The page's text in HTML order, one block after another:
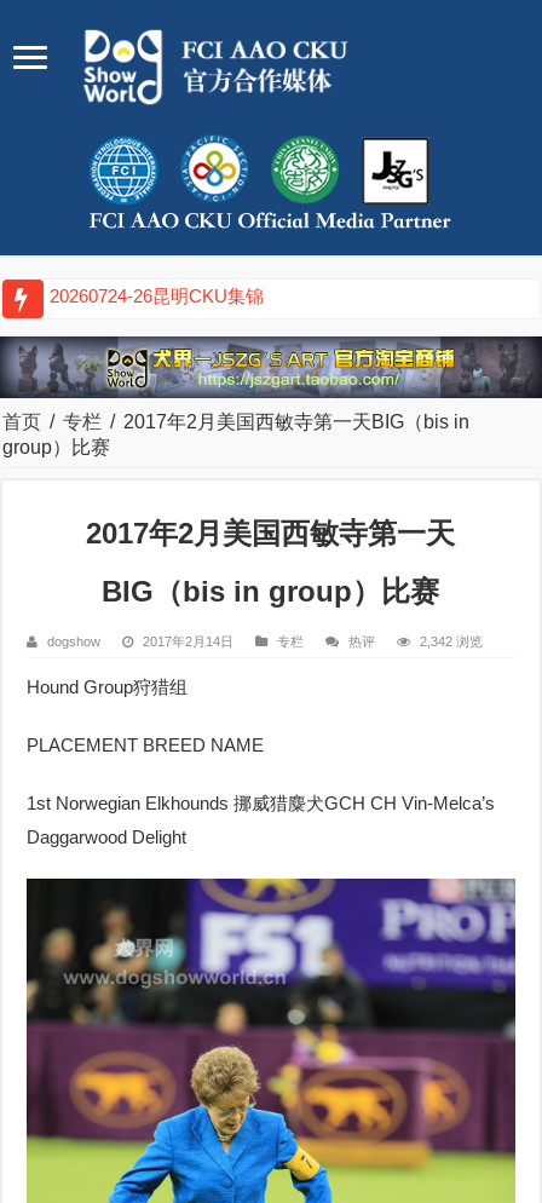
20260717-19武汉CKU集锦
首页 / 专栏 / 2017年2月美国西敏寺第一天BIG（bis in
group）比赛
2017年2月美国西敏寺第一天
BIG（bis in group）比赛
dogshow 2017年2月14日 专栏 热评 2,342 浏览
Hound Group狩猎组
PLACEMENT BREED NAME
1st Norwegian Elkhounds挪威猎麋犬GCH CH Vin-Melca’s
Daggarwood Delight